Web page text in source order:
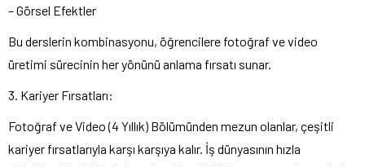
– Görsel Efektler
Bu derslerin kombinasyonu, öğrencilere fotoğraf ve video
üretimi sürecinin her yönünü anlama fırsatı sunar.
3. Kariyer Fırsatları:
Fotoğraf ve Video (4 Yıllık) Bölümünden mezun olanlar, çeşitli
kariyer fırsatlarıyla karşı karşıya kalır. İş dünyasının hızla